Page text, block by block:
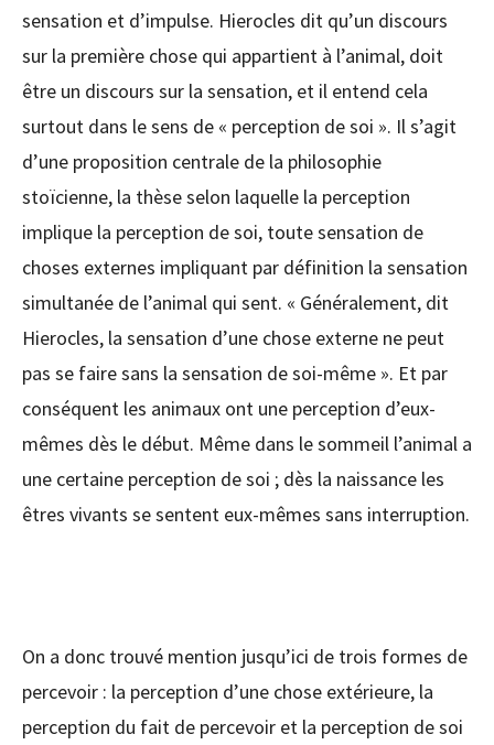
sensation et d’impulse. Hierocles dit qu’un discours
sur la première chose qui appartient à l’animal, doit
être un discours sur la sensation, et il entend cela
surtout dans le sens de « perception de soi ». Il s’agit
d’une proposition centrale de la philosophie
stoïcienne, la thèse selon laquelle la perception
implique la perception de soi, toute sensation de
choses externes impliquant par définition la sensation
simultanée de l’animal qui sent. « Généralement, dit
Hierocles, la sensation d’une chose externe ne peut
pas se faire sans la sensation de soi-même ». Et par
conséquent les animaux ont une perception d’eux-
mêmes dès le début. Même dans le sommeil l’animal a
une certaine perception de soi ; dès la naissance les
êtres vivants se sentent eux-mêmes sans interruption.
On a donc trouvé mention jusqu’ici de trois formes de
percevoir : la perception d’une chose extérieure, la
perception du fait de percevoir et la perception de soi